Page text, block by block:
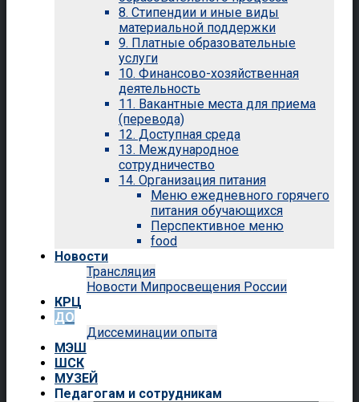
8. Стипендии и иные виды
материальной поддержки
9. Платные образовательные
услуги
10. Финансово-хозяйственная
деятельность
11. Вакантные места для приема
(перевода)
12. Доступная среда
13. Международное
сотрудничество
14. Организация питания
Меню ежедневного горячего
питания обучающихся
Перспективное меню
food
Новости
Трансляция
Новости Мипросвещения России
КРЦ
ДО
Диссеминации опыта
МЭШ
ШСК
МУЗЕЙ
Педагогам и сотрудникам